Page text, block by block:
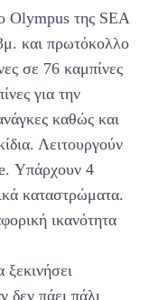
Olympus της SEA
και πρωτόκολλο
σε 76 καμπίνες
για την
καθώς και
Λειτουργούν
Υπάρχουν 4
καταστρώματα.
ικανότητα
δεν πάει πάλι